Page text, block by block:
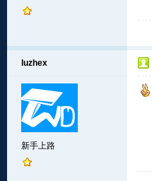
luzhex
新手上路